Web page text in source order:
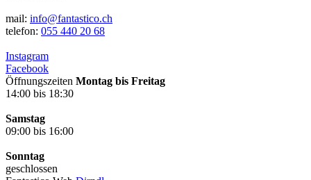
mail: info@fantastico.ch
telefon: 055 440 20 68
Instagram
Facebook
Öffnungszeiten Montag bis Freitag
14:00 bis 18:30
Samstag
09:00 bis 16:00
Sonntag
geschlossen